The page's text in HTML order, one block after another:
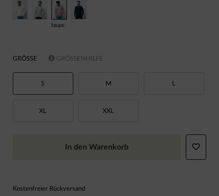
taupe
GRÖSSE GRÖSSENHILFE
S M L
XL XXL
In den Warenkorb
Kostenfreier Rückversand